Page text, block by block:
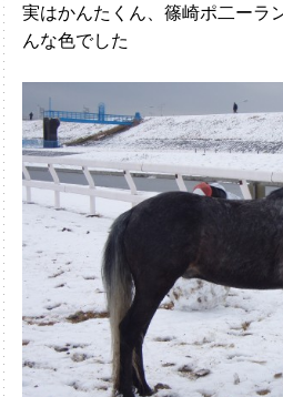
実はかんたくん、篠崎ポ二ーラ
んな色でした